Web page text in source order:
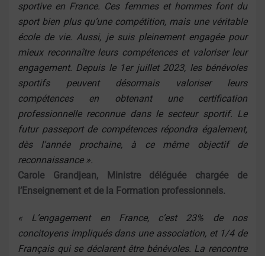
sportive en France. Ces femmes et hommes font du
sport bien plus qu’une compétition, mais une véritable
école de vie. Aussi, je suis pleinement engagée pour
mieux reconnaître leurs compétences et valoriser leur
engagement. Depuis le 1er juillet 2023, les bénévoles
sportifs peuvent désormais valoriser leurs
compétences en obtenant une certification
professionnelle reconnue dans le secteur sportif. Le
futur passeport de compétences répondra également,
dès l’année prochaine, à ce même objectif de
reconnaissance ».
Carole Grandjean, Ministre déléguée chargée de
l’Enseignement et de la Formation professionnels.
« L’engagement en France, c’est 23% de nos
concitoyens impliqués dans une association, et 1/4 de
Français qui se déclarent être bénévoles. La rencontre